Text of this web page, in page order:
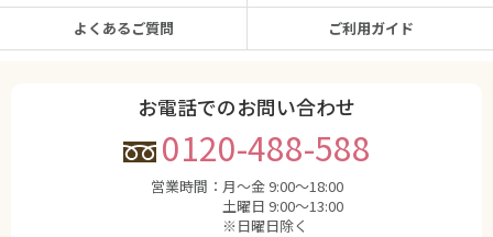
よくあるご質問 ご利用ガイド
お電話でのお問い合わせ
0120-488-588
営業時間： 月〜金 9:00〜18:00
土曜日 9:00〜13:00
※日曜日除く